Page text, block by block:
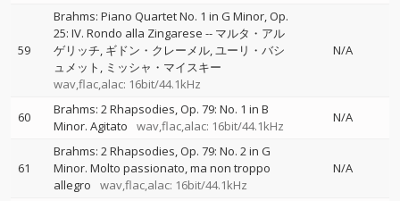
59
Brahms: Piano Quartet No. 1 in G Minor, Op.
25: IV. Rondo alla Zingarese -- マルタ・アル
ゲリッチ ギドン・クレーメル ユーリ・バシ
ュメット
ミッシャ・マイスキー
wav,flac,alac: 16bit/44.1kHz
N/A
60
Brahms: 2 Rhapsodies, Op. 79: No. 1 in B
Minor. Agitato
wav,flac,alac: 16bit/44.1kHz
N/A
61
Brahms: 2 Rhapsodies, Op. 79: No. 2 in G
Minor. Molto passionato, ma non troppo
allegro
wav,flac,alac: 16bit/44.1kHz
N/A